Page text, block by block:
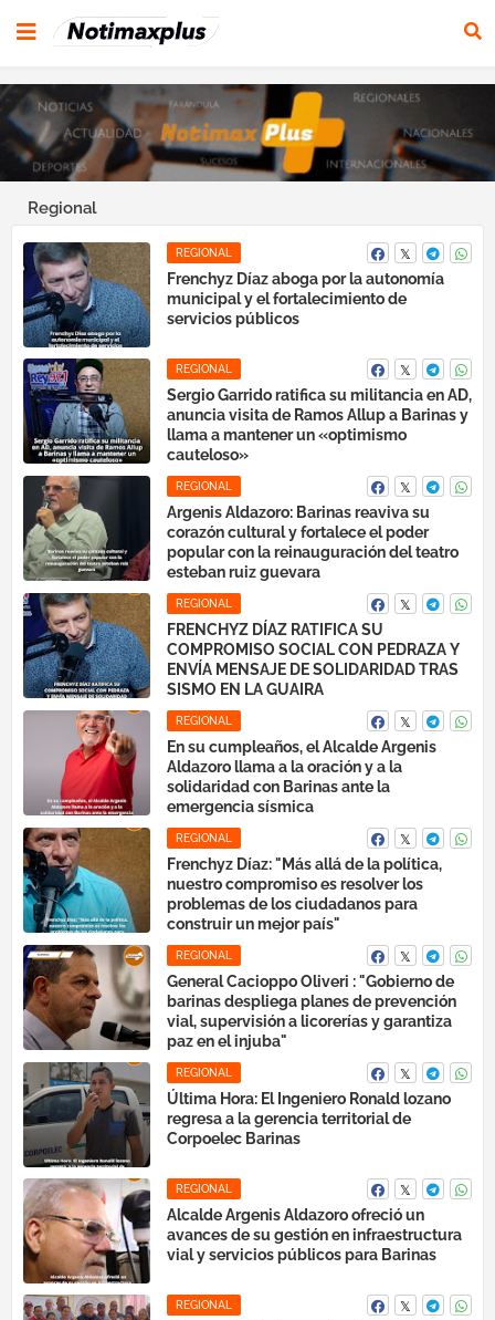
Regional
REGIONAL
Frenchyz Díaz aboga por la autonomía
municipal y el fortalecimiento de
servicios públicos
REGIONAL
Sergio Garrido ratifica su militancia en AD,
anuncia visita de Ramos Allup a Barinas y
llama a mantener un «optimismo
cauteloso»
REGIONAL
Argenis Aldazoro: Barinas reaviva su
corazón cultural y fortalece el poder
popular con la reinauguración del teatro
esteban ruiz guevara
REGIONAL
FRENCHYZ DÍAZ RATIFICA SU
COMPROMISO SOCIAL CON PEDRAZA Y
ENVÍA MENSAJE DE SOLIDARIDAD TRAS
SISMO EN LA GUAIRA
REGIONAL
En su cumpleaños, el Alcalde Argenis
Aldazoro llama a la oración y a la
solidaridad con Barinas ante la
emergencia sísmica
REGIONAL
Frenchyz Díaz: "Más allá de la política,
nuestro compromiso es resolver los
problemas de los ciudadanos para
construir un mejor país"
REGIONAL
General Cacioppo Oliveri : "Gobierno de
barinas despliega planes de prevención
vial, supervisión a licorerías y garantiza
paz en el injuba"
REGIONAL
Última Hora: El Ingeniero Ronald lozano
regresa a la gerencia territorial de
Corpoelec Barinas
REGIONAL
Alcalde Argenis Aldazoro ofreció un
avances de su gestión en infraestructura
vial y servicios públicos para Barinas
REGIONAL